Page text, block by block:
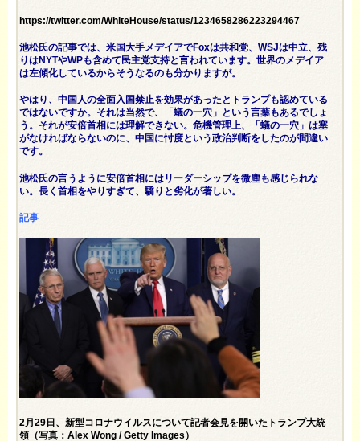
https://twitter.com/WhiteHouse/status/1234658286223294467
池松氏の記事では、米国大手メデイアでFoxは共和党、WSJは中立、残
りはNYTやWPも含めて民主党支持と言われています。世界のメデイア
は左傾化しているからそうなるのも分かりますが。
やはり、中国人の全面入国禁止を効果があったとトランプも認めている
ではないですか。それは当然で、「蟻の一穴」という言葉もあるでしょ
う。それが安倍首相には理解できない。危機管理上、「蟻の一穴」は塞
がなければならないのに、中国に忖度という政治判断をしたのが間違い
です。
池松氏の言うように安倍首相にはリーダーシップを微塵も感じられな
い。長く首相をやりすぎて、驕りと劣化が著しい。
記事
2月29日、新型コロナウイルスについて記者会見を開いたトランプ大統
領（写真：Alex Wong / Getty Images）